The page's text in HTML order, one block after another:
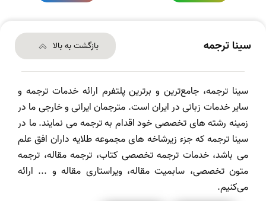
سینا ترجمه بازگشت به بالا
سینا ترجمه، جامع‌ترین و برترین پلتفرم ارائه خدمات ترجمه و
سایر خدمات زبانی در ایران است. مترجمان ایرانی و خارجی ما در
زمینه رشته های تخصصی خود اقدام به ترجمه می نمایند. ما در
سینا ترجمه که جزء زیرشاخه های مجموعه طلایه داران افق علم
می باشد، خدمات ترجمه تخصصی کتاب، ترجمه مقاله، ترجمه
متون تخصصی، سابمیت مقاله، ویراستاری مقاله و ... ارائه
می‌کنیم.